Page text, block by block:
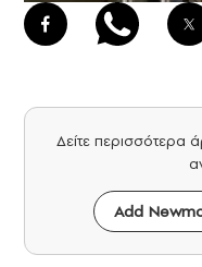
Δείτε περισσότερα
Add